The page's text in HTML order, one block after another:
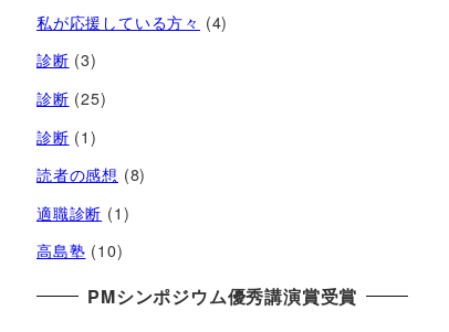
私が応援している方々 (4)
診断 (3)
診断 (25)
診断 (1)
読者の感想 (8)
適職診断 (1)
高島塾 (10)
PMシンポジウム優秀講演賞受賞